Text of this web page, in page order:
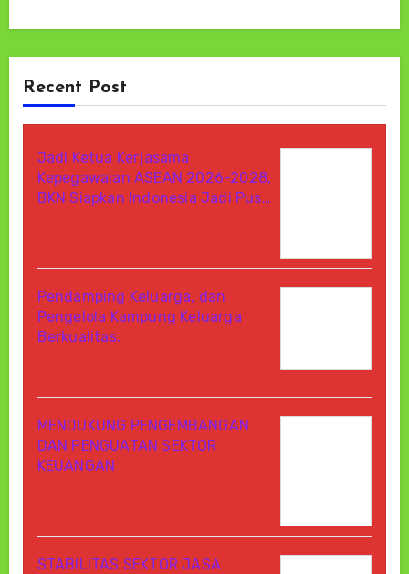
Recent Post
Jadi Ketua Kerjasama
Kepegawaian ASEAN 2026-2028,
BKN Siapkan Indonesia Jadi Pus…
Pendamping Keluarga, dan
Pengelola Kampung Keluarga
Berkualitas.
MENDUKUNG PENGEMBANGAN
DAN PENGUATAN SEKTOR
KEUANGAN
STABILITAS SEKTOR JASA